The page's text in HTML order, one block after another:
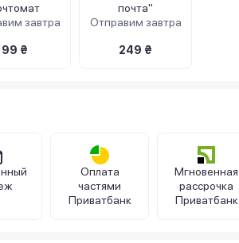
завтра
99 ₴
почта"
Отправим завтра
249 ₴
Оплата
частями
Приватбанк
Мгновенная
рассрочка
Приватбанк